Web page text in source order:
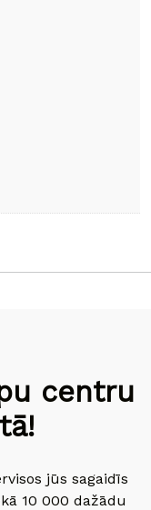
centru
jūs sagaidīs
10 000 dažādu